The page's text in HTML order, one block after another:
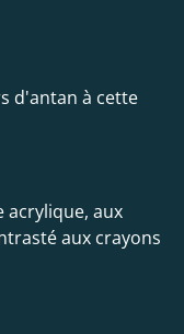
d'antan à cette
aux
aux crayons